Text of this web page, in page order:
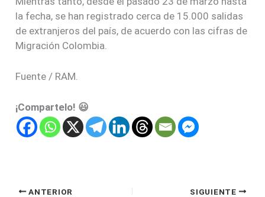
la fecha, se han registrado cerca de 15.000 salidas
de extranjeros del país, de acuerdo con las cifras de
Migración Colombia.
Fuente / RAM.
¡Compartelo! 😃
ANTERIOR SIGUIENTE